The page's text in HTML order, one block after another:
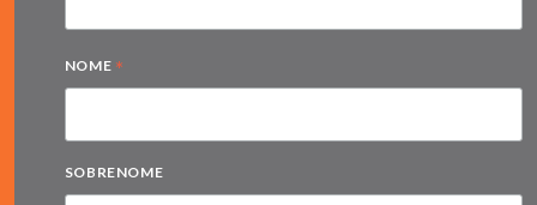
NOME *
SOBRENOME